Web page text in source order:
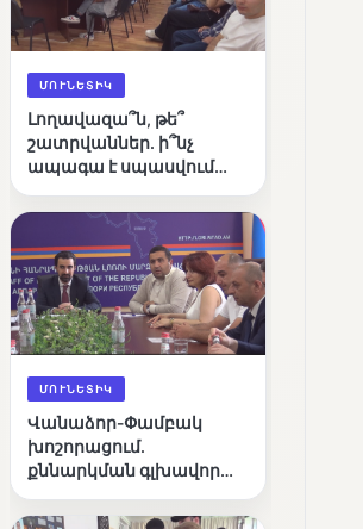
ՄՈՒՆԵՏԻԿ
Լողավազա՞ն, թե՞
շատրվաններ. ի՞նչ
ապագա է սպասվում
լճին
ՄՈՒՆԵՏԻԿ
Վանաձոր-Փամբակ
խոշորացում.
քննարկման գլխավոր
կառավարո՞ւմ, թե՞